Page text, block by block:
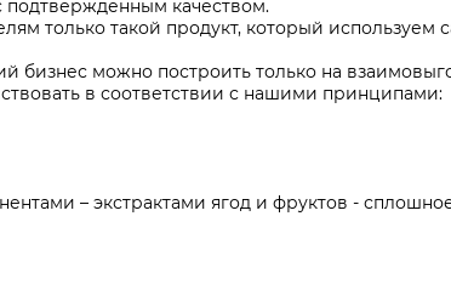
качеством.
только такой продукт, который используем
бизнес можно построить только на
в соответствии с нашими принципами:
– экстрактами ягод и фруктов -